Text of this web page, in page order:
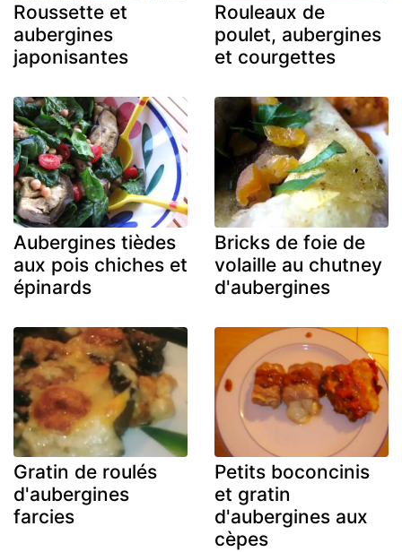
Roussette et
aubergines
japonisantes
Rouleaux de
poulet, aubergines
et courgettes
Aubergines tièdes
aux pois chiches et
épinards
Bricks de foie de
volaille au chutney
d'aubergines
Gratin de roulés
d'aubergines
farcies
Petits boconcinis
et gratin
d'aubergines aux
cèpes